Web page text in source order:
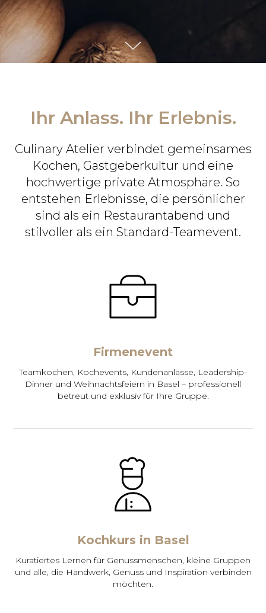
Ihr Anlass. Ihr Erlebnis.
Culinary Atelier verbindet gemeinsames
Kochen, Gastgeberkultur und eine
hochwertige private Atmosphäre. So
entstehen Erlebnisse, die persönlicher
sind als ein Restaurantabend und
stilvoller als ein Standard-Teamevent.
Firmenevent
Teamkochen, Kochevents, Kundenanlässe, Leadership-
Dinner und Weihnachtsfeiern in Basel – professionell
betreut und exklusiv für Ihre Gruppe.
Kochkurs in Basel
Kuratiertes Lernen für Genussmenschen, kleine Gruppen
und alle, die Handwerk, Genuss und Inspiration verbinden
möchten.